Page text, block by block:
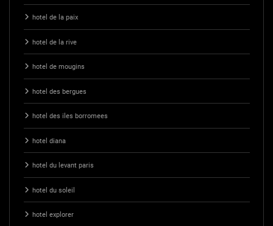
hotel de la paix
hotel de la rive
hotel de mougins
hotel des bergues
hotel des iles borromees
hotel diana
hotel du levant paris
hotel du soleil
hotel explorer